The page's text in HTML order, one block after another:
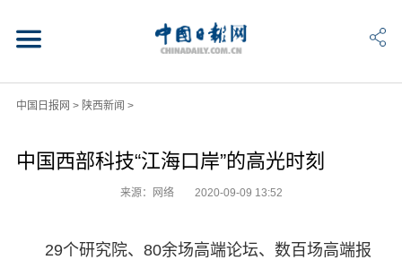
中国日报网 > 陕西新闻 >
中国西部科技“江海口岸”的高光时刻
来源：网络 2020-09-09 13:52
29个研究院、80余场高端论坛、数百场高端报